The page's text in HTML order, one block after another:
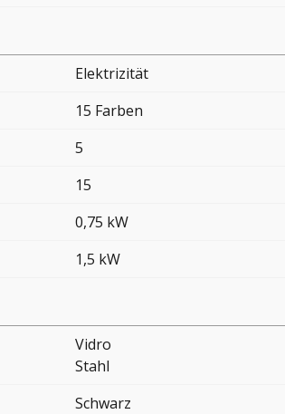
Elektrizität
15 Farben
5
15
0,75 kW
1,5 kW
Vidro
Stahl
Schwarz